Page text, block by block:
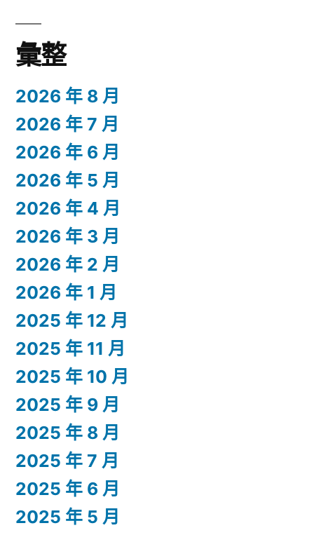
彙整
2026 年 8 月
2026 年 7 月
2026 年 6 月
2026 年 5 月
2026 年 4 月
2026 年 3 月
2026 年 2 月
2026 年 1 月
2025 年 12 月
2025 年 11 月
2025 年 10 月
2025 年 9 月
2025 年 8 月
2025 年 7 月
2025 年 6 月
2025 年 5 月